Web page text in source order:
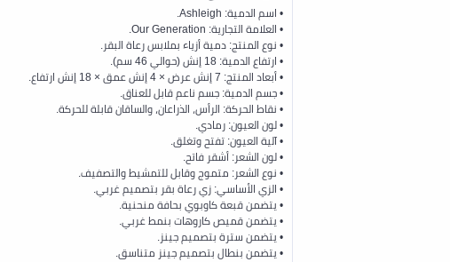
• اسم الدمية: Ashleigh.
• العلامة التجارية: Our Generation.
• نوع المنتج: دمية أزياء بملابس رعاة البقر.
• ارتفاع الدمية: 18 إنش (حوالي 46 سم).
• أبعاد المنتج: 7 إنش عرض × 4 إنش عمق × 18 إنش ارتفاع.
• جسم الدمية: جسم ناعم قابل للعناق.
• نقاط الحركة: الرأس، الذراعان، والساقان قابلة للحركة.
• لون العيون: رمادي.
• آلية العيون: تفتح وتغلق.
• لون الشعر: أشقر فاتح.
• نوع الشعر: متموج وقابل للتمشيط والتصفيف.
• الزي الأساسي: زي رعاة بقر بتصميم غربي.
• يتضمن قبعة كاوبوي بحافة منحنية.
• يتضمن قميص كاروهات بنمط غربي.
• يتضمن سترة بتصميم جينز.
• يتضمن بنطال بتصميم جينز متناسق.